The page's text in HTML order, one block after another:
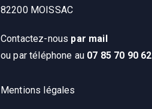
82200 MOISSAC
Contactez-nous par mail
ou par téléphone au 07 85 70 90 62
Mentions légales